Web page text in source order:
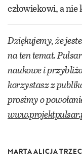
człowiekowi, a
Dziękujemy, że
na ten temat.
naukowe i
korzystasz z
prosimy o
MARTA ALICJA